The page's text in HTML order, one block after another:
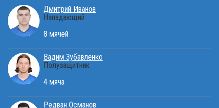
Дмитрий Иванов
Нападающий
8 мячей
Вадим Зубавленко
Полузащитник
4 мяча
Редван Османов